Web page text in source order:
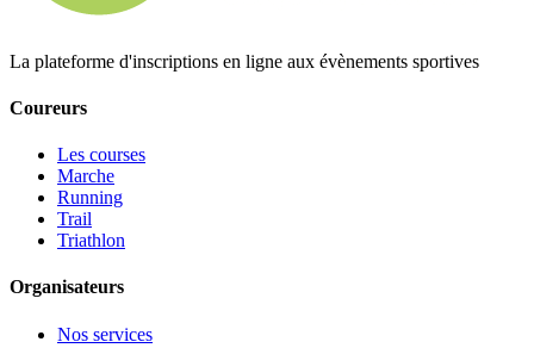
La plateforme d'inscriptions en ligne aux évènements sportives
Coureurs
Les courses
Marche
Running
Trail
Triathlon
Organisateurs
Nos services